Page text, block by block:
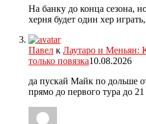
На банку до конца сезона,
херня будет один хер
Павел к Лаутаро и Меньян:
только повязка10.08.2026
да пускай Майк по дольше
прямо до первого тура до